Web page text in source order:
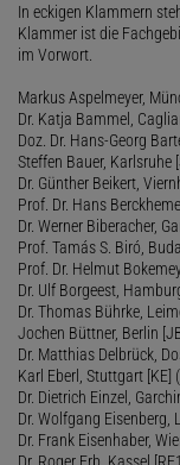
In eckigen Klammern
Klammer ist die
im Vorwort.
Markus Aspelmeyer,
Dr. Katja Bammel,
Doz. Dr. Hans-Georg
Steffen Bauer, Karlsruhe
Dr. Günther Beikert,
Prof. Dr. Hans
Dr. Werner Biberacher,
Prof. Tamás S. Biró,
Prof. Dr. Helmut
Dr. Ulf Borgeest,
Dr. Thomas Bührke,
Jochen Büttner, Berlin
Dr. Matthias Delbrück,
Karl Eberl, Stuttgart [KE]
Dr. Dietrich Einzel,
Dr. Wolfgang Eisenberg,
Dr. Frank Eisenhaber,
Dr. Roger Erb, Kassel